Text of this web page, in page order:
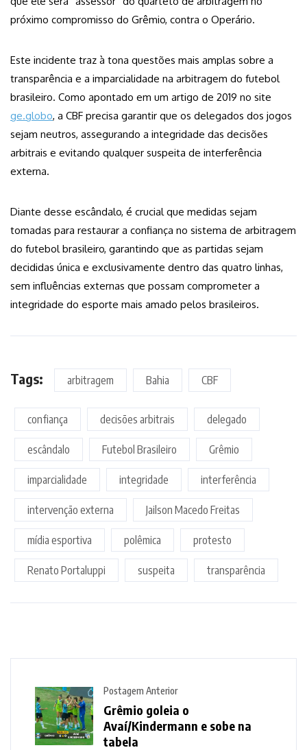
próximo compromisso do Grêmio, contra o Operário.
Este incidente traz à tona questões mais amplas sobre a
transparência e a imparcialidade na arbitragem do futebol
brasileiro. Como apontado em um artigo de 2019 no site
ge.globo, a CBF precisa garantir que os delegados dos jogos
sejam neutros, assegurando a integridade das decisões
arbitrais e evitando qualquer suspeita de interferência
externa.
Diante desse escândalo, é crucial que medidas sejam
tomadas para restaurar a confiança no sistema de arbitragem
do futebol brasileiro, garantindo que as partidas sejam
decididas única e exclusivamente dentro das quatro linhas,
sem influências externas que possam comprometer a
integridade do esporte mais amado pelos brasileiros.
Tags: arbitragem Bahia CBF
confiança decisões arbitrais delegado
escândalo Futebol Brasileiro Grêmio
imparcialidade integridade interferência
intervenção externa Jailson Macedo Freitas
mídia esportiva polêmica protesto
Renato Portaluppi suspeita transparência
Postagem Anterior
Grêmio goleia o
Avaí/Kindermann e sobe na
tabela